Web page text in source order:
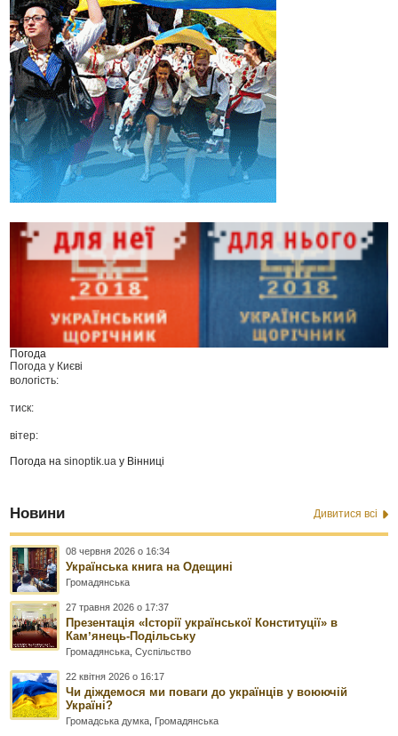
Погода
Погода у Києві
вологість:
тиск:
вітер:
Погода наsinoptik.ua у Вінниці
Новини Дивитися всі
08 червня 2026 о 16:34
Українська книга на Одещині
Громадянська
27 травня 2026 о 17:37
Презентація «Історії української Конституції» в
Камʼянець-Подільську
Громадянська ,Суспільство
22 квітня 2026 о 16:17
Чи діждемося ми поваги до українців у воюючій
Україні?
Громадська думка Громадянська